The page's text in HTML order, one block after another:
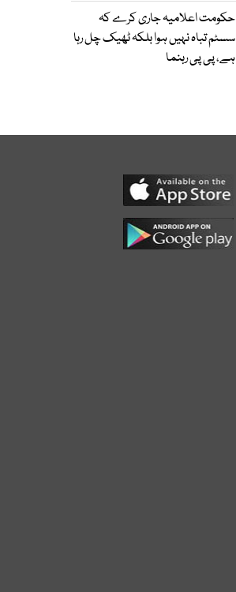
حکومت اعلامیہ جاری کرے کہ
سسٹم تباہ نہیں ہوا بلکہ ٹھیک چل رہا
ہے، پی پی رہنما